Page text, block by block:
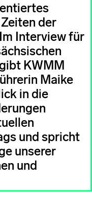
der
Interview für
KWMM
Maike
in die
und spricht
unserer
und